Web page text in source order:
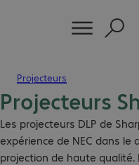
Projecteurs
Projecteurs
Les projecteurs DLP de
expérience de NEC dans
projection de haute